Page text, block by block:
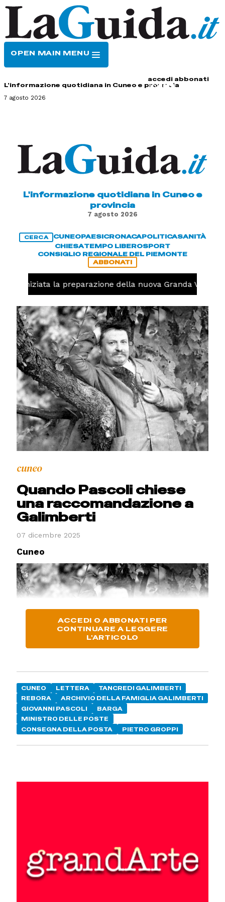
OPEN MAIN MENU
accedi abbonati
L'informazione quotidiana in Cuneo e provincia
7 agosto 2026
L'informazione quotidiana in Cuneo e
provincia
7 agosto 2026
CERCA CUNEOPAESICRONACAPOLITICASANITÀ
CHIESATEMPO LIBEROSPORT
CONSIGLIO REGIONALE DEL PIEMONTE
ABBONATI
iniziata la preparazione della nuova Granda Volley
cuneo
Quando Pascoli chiese
una raccomandazione a
Galimberti
07 dicembre 2025
Cuneo
Giovanni Pascoli (1903) Chi frequenta l’archivio della famiglia
Galimberti non se ne sorprende: erano talmente numerosi e fitti i
rapporti che Alice Schanzer e Tancredi Galimberti (senior)
ACCEDI O ABBONATI PER
CONTINUARE A LEGGERE
L'ARTICOLO
CUNEO LETTERA
TANCREDI GALIMBERTI
REBORA
ARCHIVIO DELLA FAMIGLIA GALIMBERTI
GIOVANNI PASCOLI
BARGA
MINISTRO DELLE POSTE
CONSEGNA DELLA POSTA
PIETRO GROPPI